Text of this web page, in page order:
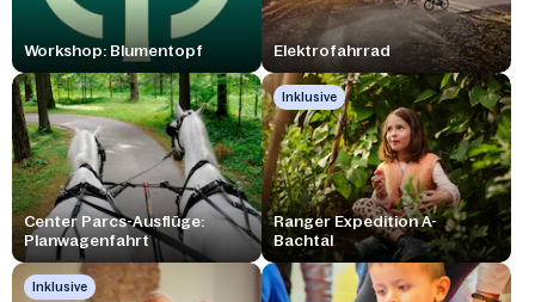
Workshop: Blumentopf Elektrofahrrad
Center Parcs-Ausflüge:
Planwagenfahrt
Inklusive
Ranger Expedition A-
Bachtal
Inklusive